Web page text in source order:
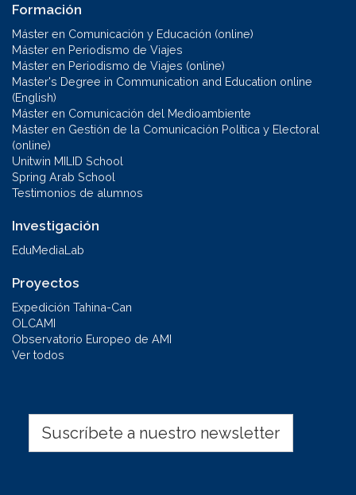
Formación
Máster en Comunicación y Educación (online)
Máster en Periodismo de Viajes
Máster en Periodismo de Viajes (online)
Master's Degree in Communication and Education online
(English)
Máster en Comunicación del Medioambiente
Máster en Gestión de la Comunicación Política y Electoral
(online)
Unitwin MILID School
Spring Arab School
Testimonios de alumnos
Investigación
EduMediaLab
Proyectos
Expedición Tahina-Can
OLCAMI
Observatorio Europeo de AMI
Ver todos
Suscríbete a nuestro newsletter